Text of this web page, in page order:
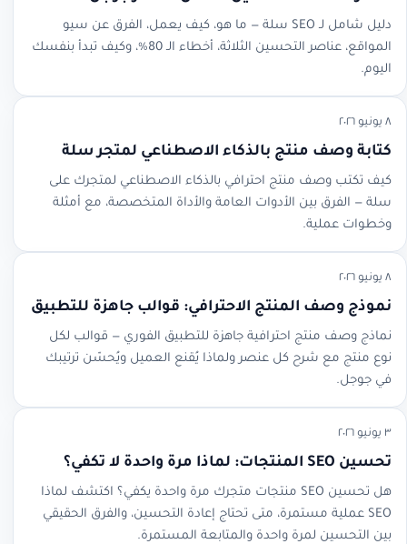
دليل شامل لـ SEO سلة — ما هو، كيف يعمل، الفرق عن سيو
المواقع، عناصر التحسين الثلاثة، أخطاء الـ 80%، وكيف تبدأ بنفسك
اليوم.
٨ يونيو ٢٠٢٦
كتابة وصف منتج بالذكاء الاصطناعي لمتجر سلة
كيف تكتب وصف منتج احترافي بالذكاء الاصطناعي لمتجرك على
سلة — الفرق بين الأدوات العامة والأداة المتخصصة، مع أمثلة
وخطوات عملية.
٨ يونيو ٢٠٢٦
نموذج وصف المنتج الاحترافي: قوالب جاهزة للتطبيق
نماذج وصف منتج احترافية جاهزة للتطبيق الفوري — قوالب لكل
نوع منتج مع شرح كل عنصر ولماذا يُقنع العميل ويُحسّن ترتيبك
في جوجل.
٣ يونيو ٢٠٢٦
تحسين SEO المنتجات: لماذا مرة واحدة لا تكفي؟
هل تحسين SEO منتجات متجرك مرة واحدة يكفي؟ اكتشف لماذا
SEO عملية مستمرة، متى تحتاج إعادة التحسين، والفرق الحقيقي
بين التحسين لمرة واحدة والمتابعة المستمرة.